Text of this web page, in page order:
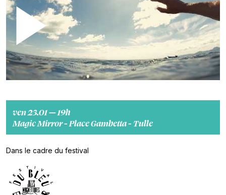
ven 23.01 — 19h
Magic Mirror - Place Gambetta - Tulle
Dans le cadre du festival